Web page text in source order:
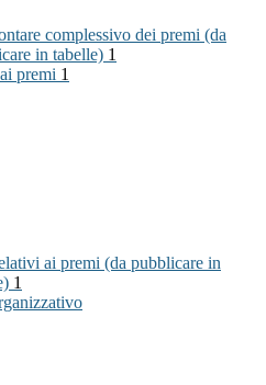
complessivo dei premi (da
in tabelle) 1
premi 1
ai premi (da pubblicare in
1